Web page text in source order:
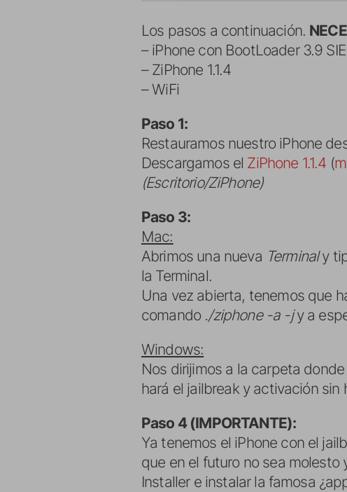
Los pasos a continuación.
– iPhone con BootLoader 3.9
– ZiPhone 1.1.4
– WiFi
Paso 1:
Restauramos nuestro iPhone
Descargamos el ZiPhone 1.1.4 (
(Escritorio/ZiPhone)
Paso 3:
Mac:
Abrimos una nueva Terminaly
la Terminal.
Una vez abierta, tenemos que
comando ./ziphone -a -jy a
Windows:
Nos dirijimos a la carpeta
hará el jailbreak y activación sin
Paso 4 (IMPORTANTE):
Ya tenemos el iPhone con el
que en el futuro no sea molesto
Installer e instalar la famosa